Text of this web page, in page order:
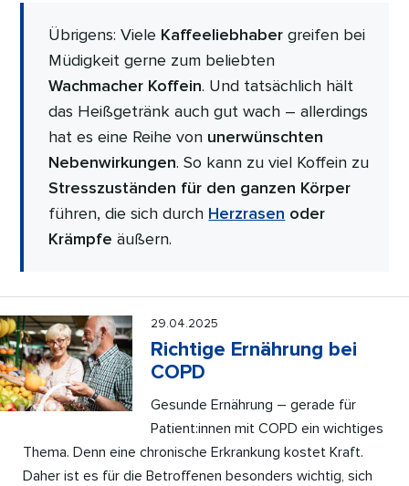
Übrigens: Viele Kaffeeliebhaber greifen bei
Müdigkeit gerne zum beliebten
Wachmacher Koffein. Und tatsächlich hält
das Heißgetränk auch gut wach – allerdings
hat es eine Reihe von unerwünschten
Nebenwirkungen. So kann zu viel Koffein zu
Stresszuständen für den ganzen Körper
führen, die sich durch Herzrasen oder
Krämpfeäußern.
29.04.2025
Richtige Ernährung bei
COPD
Gesunde Ernährung – gerade für
Patient:innen mit COPD ein wichtiges
Thema. Denn eine chronische Erkrankung kostet Kraft.
Daher ist es für die Betroffenen besonders wichtig, sich